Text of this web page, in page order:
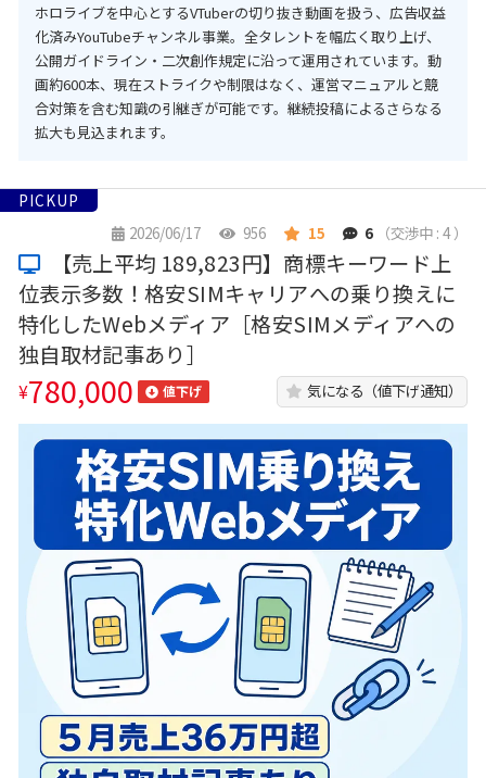
ホロライブを中心とするVTuberの切り抜き動画を扱う、広告収益
化済みYouTubeチャンネル事業。全タレントを幅広く取り上げ、
公開ガイドライン・二次創作規定に沿って運用されています。動
画約600本、現在ストライクや制限はなく、運営マニュアルと競
合対策を含む知識の引継ぎが可能です。継続投稿によるさらなる
拡大も見込まれます。
PICKUP
2026/06/17
956 15 6 （交渉中 : 4 ）
【売上平均 189,823円】商標キーワード上
位表示多数！格安SIMキャリアへの乗り換えに
特化したWebメディア［格安SIMメディアへの
独自取材記事あり］
¥780,000 値下げ 気になる（値下げ通知）